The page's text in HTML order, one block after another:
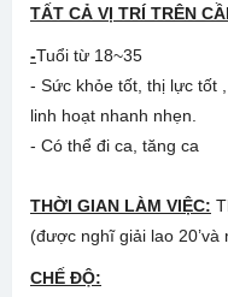
TẤT CẢ VỊ TRÍ TRÊN CẦ
-Tuổi từ 18~35
- Sức khỏe tốt, thị lực tốt
linh hoạt nhanh nhẹn.
- Có thể đi ca, tăng ca
THỜI GIAN LÀM VIỆC:
(được nghĩ giải lao 20’và
CHẾ ĐỘ: